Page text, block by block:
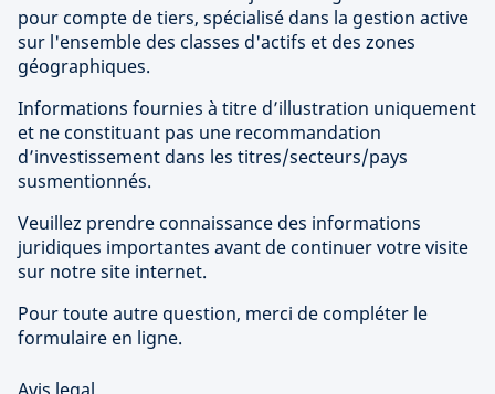
pour compte de tiers, spécialisé dans la gestion active
sur l'ensemble des classes d'actifs et des zones
géographiques.
Informations fournies à titre d’illustration uniquement
et ne constituant pas une recommandation
d’investissement dans les titres/secteurs/pays
susmentionnés.
Veuillez prendre connaissance des informations
juridiques importantes avant de continuer votre visite
sur notre site internet.
Pour toute autre question, merci de compléter le
formulaire en ligne.